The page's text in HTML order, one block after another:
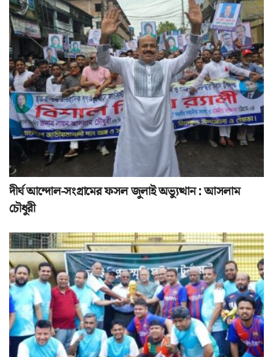
দীর্ঘ আন্দোল-সংগ্রামের ফসল জুলাই অভ্যুত্থান : আসলাম
চৌধুরী